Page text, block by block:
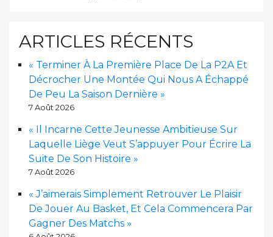
ARTICLES RÉCENTS
« Terminer À La Première Place De La P2A Et
Décrocher Une Montée Qui Nous A Échappé
De Peu La Saison Dernière »
7 Août 2026
« Il Incarne Cette Jeunesse Ambitieuse Sur
Laquelle Liège Veut S’appuyer Pour Écrire La
Suite De Son Histoire »
7 Août 2026
« J’aimerais Simplement Retrouver Le Plaisir
De Jouer Au Basket, Et Cela Commencera Par
Gagner Des Matchs »